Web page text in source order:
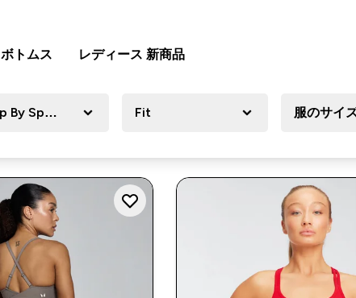
ボトムス レディース 新商品
By Sport Fit 服のサイ